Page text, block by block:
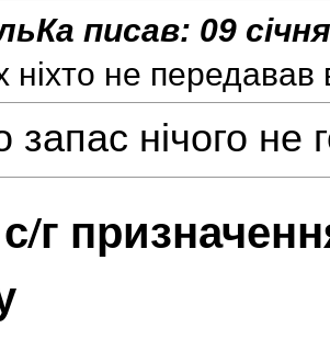
писав: 09
ніхто не передавав
запас нічого не
г